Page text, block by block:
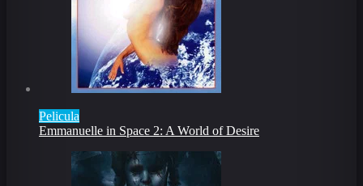
Pelicula
Emmanuelle in Space 2: A World of Desire